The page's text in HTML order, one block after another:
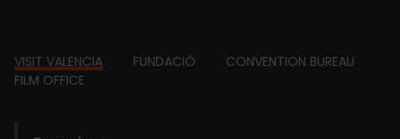
Footer
VISIT VALENCIA FUNDACIÓ
CONVENTION BUREAU
FILM OFFICE